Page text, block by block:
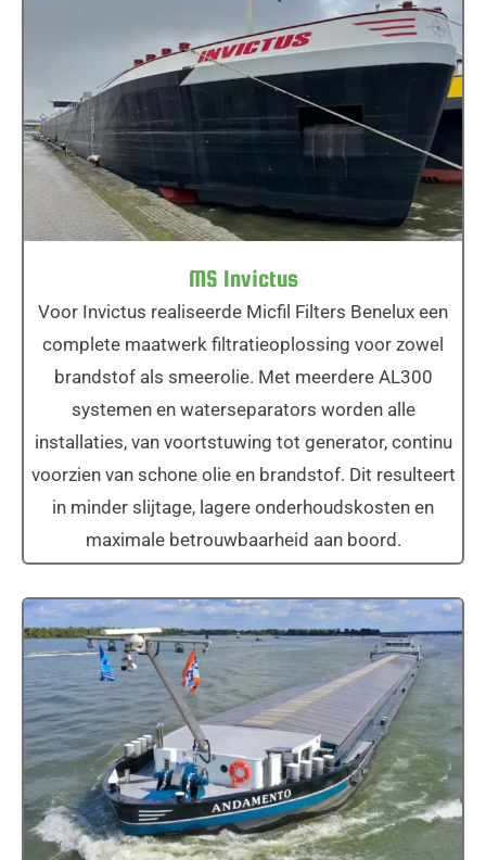
MS Invictus
MS Invictus
Voor Invictus realiseerde Micfil Filters Benelux een
complete maatwerk filtratieoplossing voor zowel
brandstof als smeerolie. Met meerdere AL300
systemen en waterseparators worden alle
installaties, van voortstuwing tot generator, continu
voorzien van schone olie en brandstof. Dit resulteert
in minder slijtage, lagere onderhoudskosten en
maximale betrouwbaarheid aan boord.
MS Andamento